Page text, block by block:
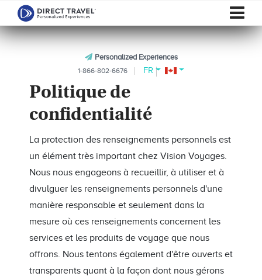
Personalized Experiences
1-866-802-6676 FR
Politique de
confidentialité
La protection des renseignements personnels est
un élément très important chez Vision Voyages.
Nous nous engageons à recueillir, à utiliser et à
divulguer les renseignements personnels d'une
manière responsable et seulement dans la
mesure où ces renseignements concernent les
services et les produits de voyage que nous
offrons. Nous tentons également d'être ouverts et
transparents quant à la façon dont nous gérons